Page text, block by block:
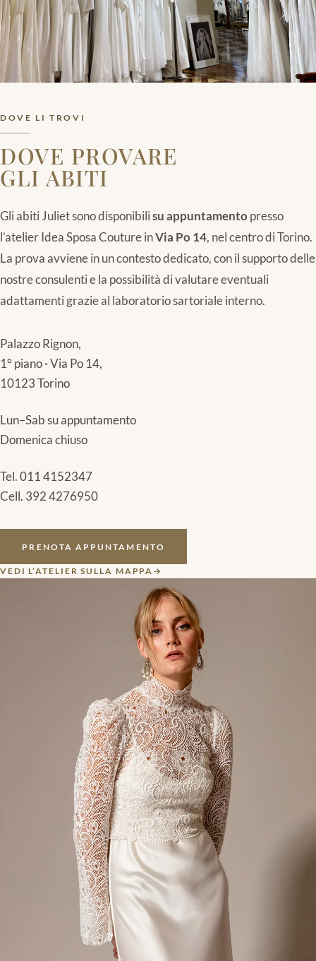
DOVE LI TROVI
DOVE PROVARE
GLI ABITI
Gli abiti Juliet sono disponibilisu appuntamento presso
l’atelier Idea Sposa Couture inVia Po 14, nel centro di Torino.
La prova avviene in un contesto dedicato, con il supporto delle
nostre consulenti e la possibilità di valutare eventuali
adattamenti grazie al laboratorio sartoriale interno.
Palazzo Rignon,
1° piano · Via Po 14,
10123 Torino
Lun–Sab su appuntamento
Domenica chiuso
Tel.011 4152347
Cell. 392 4276950
PRENOTA APPUNTAMENTO
VEDI L’ATELIER SULLA MAPPA